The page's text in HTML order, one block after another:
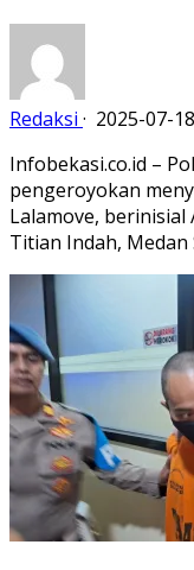
Redaksi · 2025-07-
Infobekasi.co.id –
pengeroyokan
Lalamove, berinisial
Titian Indah, Medan